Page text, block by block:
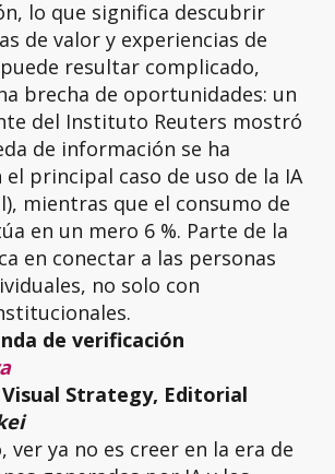
lo que significa descubrir
de valor y experiencias de
resultar complicado,
brecha de oportunidades: un
del Instituto Reuters mostró
de información se ha
principal caso de uso de la IA
mientras que el consumo de
en un mero 6 %. Parte de la
en conectar a las personas
no solo con
de verificación
Strategy, Editorial
ver ya no es creer en la era de